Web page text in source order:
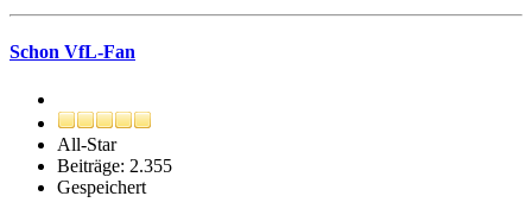
Schon VfL-Fan
All-Star
Beiträge: 2.355
Gespeichert